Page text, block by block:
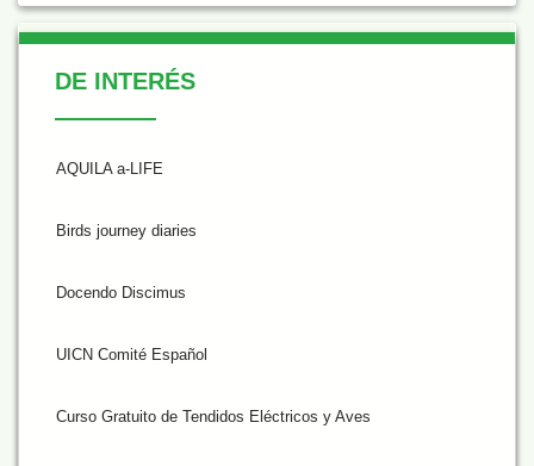
De Interés
DE INTERÉS
AQUILA a-LIFE
Birds journey diaries
Docendo Discimus
UICN Comité Español
Curso Gratuito de Tendidos Eléctricos y Aves